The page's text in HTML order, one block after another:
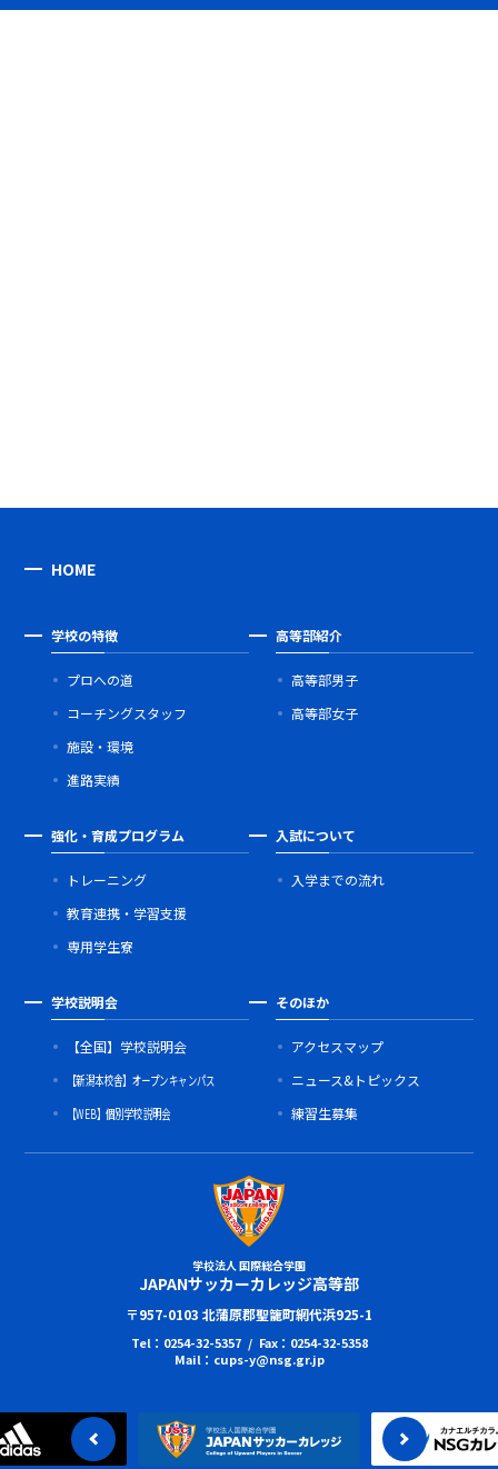
HOME
学校の特徴
プロへの道
コーチングスタッフ
施設・環境
進路実績
高等部紹介
高等部男子
高等部女子
強化・育成プログラム
トレーニング
教育連携・学習支援
専用学生寮
入試について
入学までの流れ
学校説明会
【全国】学校説明会
【新潟本校舎】オープンキャンパス
【WEB】個別学校説明会
そのほか
アクセスマップ
ニュース&トピックス
練習生募集
学校法人 国際総合学園
JAPANサッカーカレッジ高等部
〒957-0103 北蒲原郡聖籠町網代浜925-1
Tel：0254-32-5357 / Fax：0254-32-5358
Mail：cups-y@nsg.gr.jp